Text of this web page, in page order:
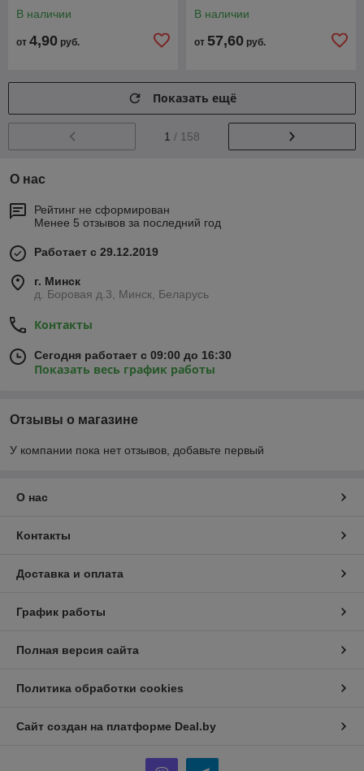
В наличии
от 4,90 руб.
В наличии
от 57,60 руб.
Показать ещё
1 / 158
О нас
Рейтинг не сформирован
Менее 5 отзывов за последний год
Работает с 29.12.2019
г. Минск
д. Боровая д.3, Минск, Беларусь
Контакты
Сегодня работает с 09:00 до 16:30
Показать весь график работы
Отзывы о магазине
У компании пока нет отзывов, добавьте первый
О нас
Контакты
Доставка и оплата
График работы
Полная версия сайта
Политика обработки cookies
Сайт создан на платформе Deal.by